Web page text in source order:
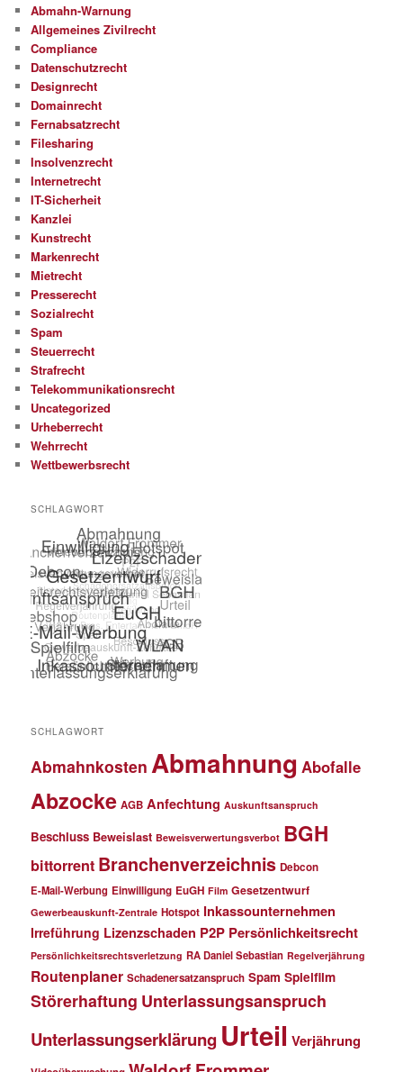
Abmahn-Warnung
Allgemeines Zivilrecht
Compliance
Datenschutzrecht
Designrecht
Domainrecht
Fernabsatzrecht
Filesharing
Insolvenzrecht
Internetrecht
IT-Sicherheit
Kanzlei
Kunstrecht
Markenrecht
Mietrecht
Presserecht
Sozialrecht
Spam
Steuerrecht
Strafrecht
Telekommunikationsrecht
Uncategorized
Urheberrecht
Wehrrecht
Wettbewerbsrecht
SCHLAGWORT
SCHLAGWORT
Abmahnkosten Abmahnung Abofalle
Abzocke AGB Anfechtung Auskunftsanspruch
Beschluss Beweislast Beweisverwertungsverbot BGH
bittorrent Branchenverzeichnis Debcon
E-Mail-Werbung Einwilligung EuGH Film Gesetzentwurf
Gewerbeauskunft-Zentrale Hotspot Inkassounternehmen
Irreführung Lizenzschaden P2P Persönlichkeitsrecht
Persönlichkeitsrechtsverletzung RA Daniel Sebastian Regelverjährung
Routenplaner Schadenersatzanspruch Spam Spielfilm
Störerhaftung Unterlassungsanspruch
Unterlassungserklärung Urteil Verjährung